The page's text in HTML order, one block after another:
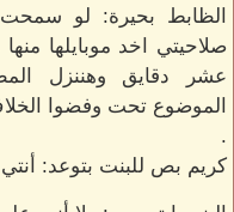
الظابط بحيرة: لو
صلاحيتي اخد موبايلها
عشر دقايق وهننزل
الموضوع تحت وفضوا
.
كريم بص للبنت بتوعد: